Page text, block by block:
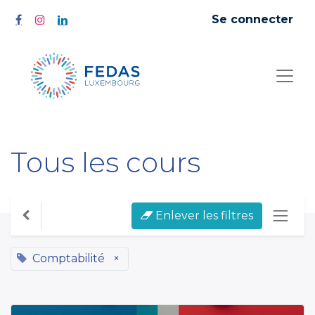
Se connecter
Tous les cours
Enlever les filtres
Comptabilité ×